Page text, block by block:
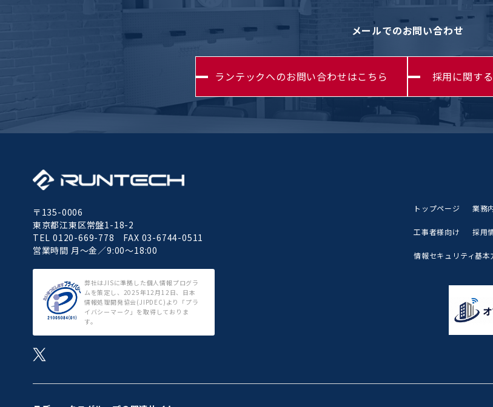
メールでのお問い合わせ
ランテックへのお問い合わせはこちら 採用に関す
〒135-0006
東京都江東区常盤1-18-2
TEL 0120-669-778 FAX 03-6744-0511
営業時間 月～金／9:00～18:00
弊社はJISに準拠した個人情報プログラ
ムを策定し、2025年12月12日、日本
情報処理開発協会(JIPDEC)より「プラ
イバシーマーク」を取得しておりま
す。
トップページ 業務
工事者様向け 採用
情報セキュリティ基本